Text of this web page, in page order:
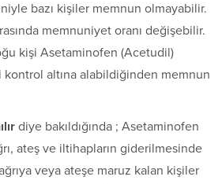
bazı kişiler memnun olmayabilir.
memnuniyet oranı değişebilir.
kişi Asetaminofen (Acetudil)
kontrol altına alabildiğinden memnun
diye bakıldığında ; Asetaminofen
ateş ve iltihapların giderilmesinde
veya ateşe maruz kalan kişiler